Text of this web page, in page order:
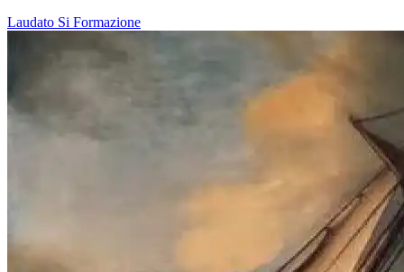
Laudato Si Formazione